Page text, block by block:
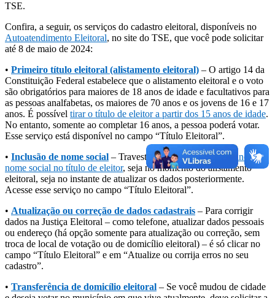
TSE.
Confira, a seguir, os serviços do cadastro eleitoral, disponíveis no
Autoatendimento Eleitoral, no site do TSE, que você pode solicitar
até 8 de maio de 2024:
• Primeiro título eleitoral (alistamento eleitoral) – O artigo 14 da
Constituição Federal estabelece que o alistamento eleitoral e o voto
são obrigatórios para maiores de 18 anos de idade e facultativos para
as pessoas analfabetas, os maiores de 70 anos e os jovens de 16 e 17
anos. É possível tirar o título de eleitor a partir dos 15 anos de idade.
No entanto, somente ao completar 16 anos, a pessoa poderá votar.
Esse serviço está disponível no campo “Título Eleitoral”.
• Inclusão de nome social – Travestis e transexuais podem
incluir o
nome social no título de eleitor, seja no momento do alistamento
eleitoral, seja no instante de atualizar os dados posteriormente.
Acesse esse serviço no campo “Título Eleitoral”.
• Atualização ou correção de dados cadastrais – Para corrigir
dados na Justiça Eleitoral – como telefone, atualizar dados pessoais
ou endereço (há opção somente para atualização ou correção, sem
troca de local de votação ou de domicílio eleitoral) – é só clicar no
campo “Título Eleitoral” e em “Atualize ou corrija erros no seu
cadastro”.
• Transferência de domicílio eleitoral – Se você mudou de cidade